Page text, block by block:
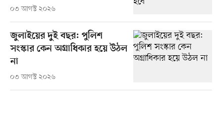
০৩ আগস্ট ২০২৬
জুলাইয়ের দুই বছর: পুলিশ
সংস্কার কেন অগ্রাধিকার হয়ে উঠল
না
০৩ আগস্ট ২০২৬